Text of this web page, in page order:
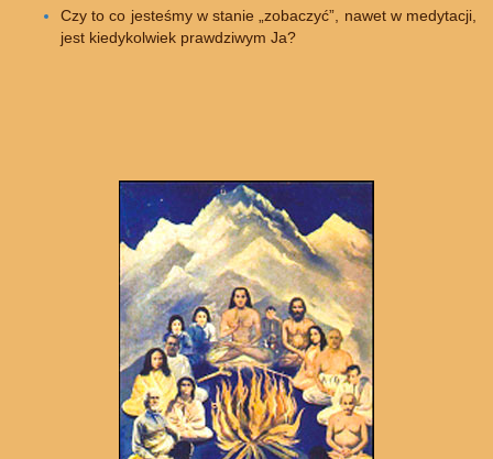
Czy to co jesteśmy w stanie „zobaczyć”, nawet w medytacji,
jest kiedykolwiek prawdziwym Ja?